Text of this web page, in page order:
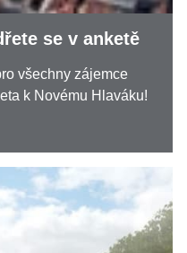
se v anketě
všechny zájemce
k Novému Hlaváku!